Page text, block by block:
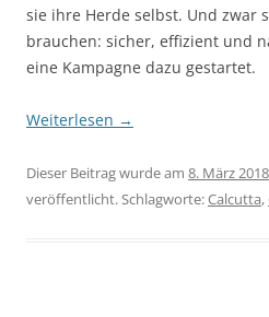
sie ihre Herde selbst. Und zwar
brauchen: sicher, effi­zient und
eine Kampagne dazu gestartet.
Weiterlesen →
Dieser Beitrag wurde am 8. März 2018
veröffentlicht. Schlagworte:Calcutta,